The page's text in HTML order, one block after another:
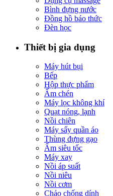
Bình đựng nước
Đồng hồ báo thức
Đèn học
Thiết bị gia dụng
Máy hút bụi
Bếp
Hộp thực phẩm
Ấm chén
Máy lọc không khí
Quạt nóng, lạnh
Nồi chiên
Máy sấy quần áo
Thùng đựng gạo
Ấm siêu tốc
Máy xay
Nồi áp suất
Nồi niêu
Nồi cơm
Chảo chống dính